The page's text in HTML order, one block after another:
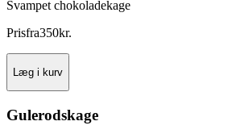
Svampet chokoladekage
Prisfra350kr.
Læg i kurv
Gulerodskage